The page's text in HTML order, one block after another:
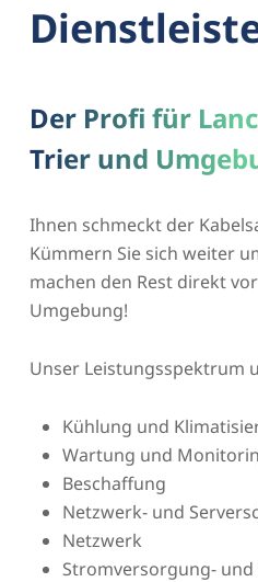
Der Profi für
Trier und
Ihnen schmeckt der
Kümmern Sie sich weiter
machen den Rest direkt
Umgebung!
Unser Leistungsspektrum
Kühlung und
Wartung und
Beschaffung
Netzwerk- und
Netzwerk
Stromversorgung-